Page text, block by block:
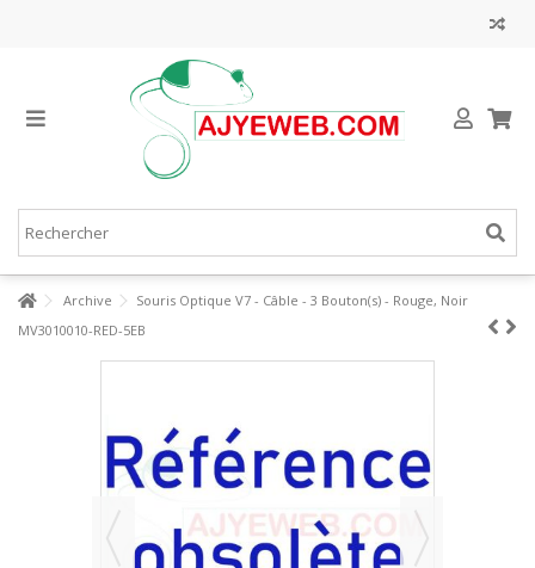
Archive
Souris Optique V7 - Câble - 3 Bouton(s) - Rouge, Noir
MV3010010-RED-5EB